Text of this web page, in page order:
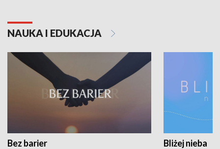
NAUKA I EDUKACJA
Bez barier Bliżej nieba